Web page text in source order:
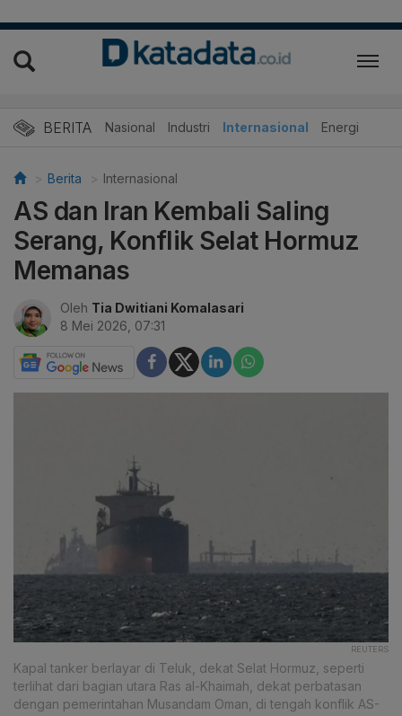
BERITA Nasional Industri Internasional Energi
Berita Internasional
AS dan Iran Kembali Saling
Serang, Konflik Selat Hormuz
Memanas
Oleh Tia Dwitiani Komalasari
8 Mei 2026, 07:31
REUTERS
Kapal tanker berlayar di Teluk, dekat Selat Hormuz, seperti
terlihat dari bagian utara Ras al-Khaimah, dekat perbatasan
dengan pemerintahan Musandam Oman, di tengah konflik AS-